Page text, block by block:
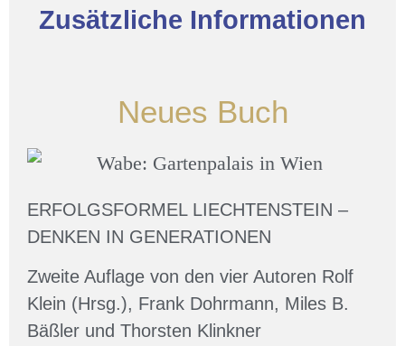
Zusätzliche Informationen
Neues Buch
ERFOLGSFORMEL LIECHTENSTEIN –
DENKEN IN GENERATIONEN
Zweite Auflage von den vier Autoren Rolf
Klein (Hrsg.), Frank Dohrmann, Miles B.
Bäßler und Thorsten Klinkner